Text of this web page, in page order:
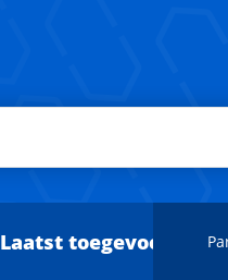
Laatst toegevoegd